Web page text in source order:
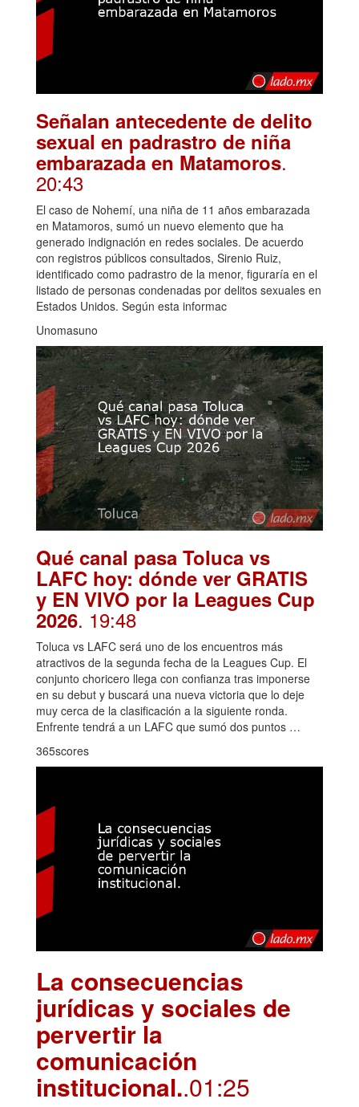
Señalan antecedente de delito
sexual en padrastro de niña
embarazada en Matamoros.
20:43
El caso de Nohemí, una niña de 11 años embarazada
en Matamoros, sumó un nuevo elemento que ha
generado indignación en redes sociales. De acuerdo
con registros públicos consultados, Sirenio Ruiz,
identificado como padrastro de la menor, figuraría en el
listado de personas condenadas por delitos sexuales en
Estados Unidos. Según esta informac
Unomasuno
Qué canal pasa Toluca vs
LAFC hoy: dónde ver GRATIS
y EN VIVO por la Leagues Cup
2026. 19:48
Toluca vs LAFC será uno de los encuentros más
atractivos de la segunda fecha de la Leagues Cup. El
conjunto choricero llega con confianza tras imponerse
en su debut y buscará una nueva victoria que lo deje
muy cerca de la clasificación a la siguiente ronda.
Enfrente tendrá a un LAFC que sumó dos puntos …
365scores
La consecuencias
jurídicas y sociales de
pervertir la
comunicación
institucional..01:25